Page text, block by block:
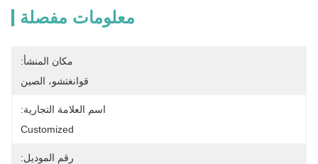
معلومات مفصلة
مكان المنشأ:
قوانغتشو، الصين
اسم العلامة التجارية:
Customized
رقم الموديل: